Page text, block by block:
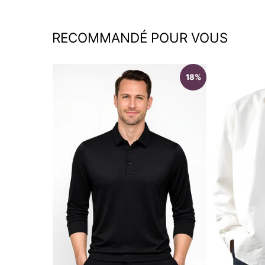
RECOMMANDÉ POUR VOUS
18%